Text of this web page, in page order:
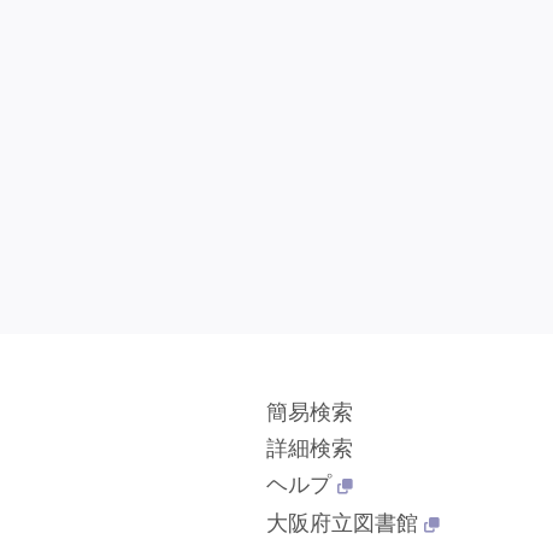
簡易検索
詳細検索
ヘルプ
大阪府立図書館